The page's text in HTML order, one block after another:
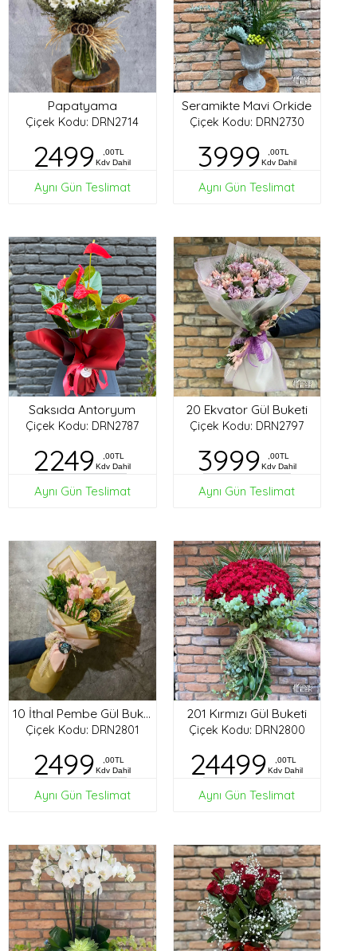
Papatyama
Çiçek Kodu: DRN2714
2499
,00TL
Kdv Dahil
Aynı Gün Teslimat
Seramikte Mavi Orkide
Çiçek Kodu: DRN2730
3999
,00TL
Kdv Dahil
Aynı Gün Teslimat
Saksıda Antoryum
Çiçek Kodu: DRN2787
2249
,00TL
Kdv Dahil
Aynı Gün Teslimat
20 Ekvator Gül Buketi
Çiçek Kodu: DRN2797
3999
,00TL
Kdv Dahil
Aynı Gün Teslimat
10 İthal Pembe Gül Buketi
Çiçek Kodu: DRN2801
2499
,00TL
Kdv Dahil
Aynı Gün Teslimat
201 Kırmızı Gül Buketi
Çiçek Kodu: DRN2800
24499
,00TL
Kdv Dahil
Aynı Gün Teslimat